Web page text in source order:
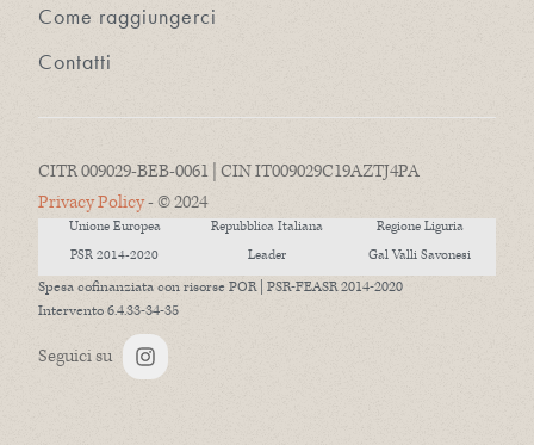
Come raggiungerci
Contatti
CITR 009029-BEB-0061 | CIN IT009029C19AZTJ4PA
Privacy Policy- © 2024
Unione Europea Repubblica Italiana
Regione Liguria
PSR 2014-2020
Leader
Gal Valli Savonesi
Spesa cofinanziata con risorse POR | PSR-FEASR 2014-2020
Intervento 6.4.33-34-35
Seguici su